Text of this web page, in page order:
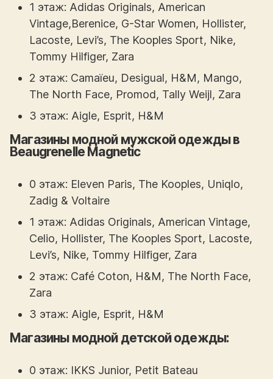
1 этаж: Adidas Originals, American
Vintage,Berenice, G-Star Women, Hollister,
Lacoste, Levi’s, The Kooples Sport, Nike,
Tommy Hilfiger, Zara
2 этаж: Camaïeu, Desigual, H&M, Mango,
The North Face, Promod, Tally Weijl, Zara
3 этаж: Aigle, Esprit, H&M
Магазины модной мужской одежды в
Beaugrenelle Magnetic
0 этаж: Eleven Paris, The Kooples, Uniqlo,
Zadig & Voltaire
1 этаж: Adidas Originals, American Vintage,
Celio, Hollister, The Kooples Sport, Lacoste,
Levi’s, Nike, Tommy Hilfiger, Zara
2 этаж: Café Coton, H&M, The North Face,
Zara
3 этаж: Aigle, Esprit, H&M
Магазины модной детской одежды:
0 этаж: IKKS Junior, Petit Bateau